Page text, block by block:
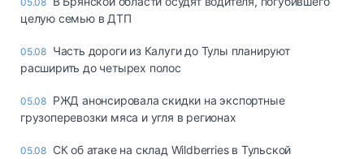
целую семью в ДТП
05.08 Часть дороги из Калуги до Тулы планируют
расширить до четырех полос
05.08 РЖД анонсировала скидки на экспортные
грузоперевозки мяса и угля в регионах
05.08 СК об атаке на склад Wildberries в Тульской